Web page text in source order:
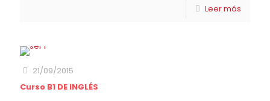
Leer más
21/09/2015
Curso B1 DE INGLÉS